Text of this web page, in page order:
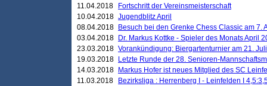
11.04.2018
Fortschritt der Vereinsmeisterschaft
10.04.2018 Jugendblitz April
08.04.2018
Besuch bei den Grenke Chess Classic am 7.
03.04.2018
Dr. Markus Kottke - Spieler des Monats April
23.03.2018 Vorankündigung: Biergartenturnier am 21.
19.03.2018
Letzte Runde der 28. Senioren-
14.03.2018
Markus Hofer ist neues Mitglied des SC
11.03.2018
Bezirksliga : Herrenberg I - Leinfelden I